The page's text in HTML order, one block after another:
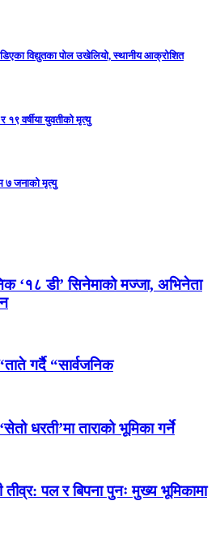
विद्युतका पोल उखेलियो, स्थानीय आक्रोशित
वर्षीया युवतीको मृत्यु
७ जनाको मृत्यु
‘१८ डी’ सिनेमाको मज्जा, अभिनेता
गर्दै “सार्वजनिक
धरती’मा ताराको भूमिका गर्ने
पल र बिपना पुनः मुख्य भूमिकामा